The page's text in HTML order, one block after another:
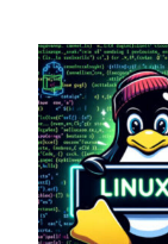
innehåll